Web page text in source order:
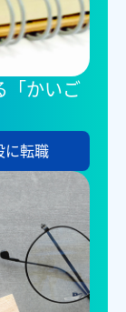
「かいご
に転職